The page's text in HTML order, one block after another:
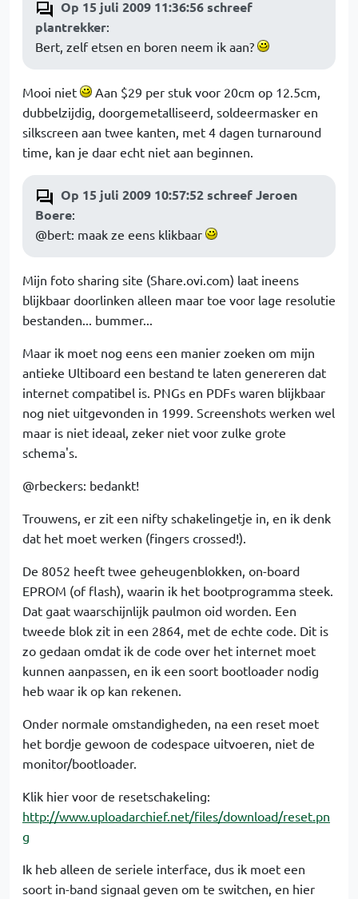
Op 15 juli 2009 11:36:56 schreef
plantrekker:
Bert, zelf etsen en boren neem ik aan?
Mooi niet
Aan $29 per stuk voor 20cm op 12.5cm,
dubbelzijdig, doorgemetalliseerd, soldeermasker en
silkscreen aan twee kanten, met 4 dagen turnaround
time, kan je daar echt niet aan beginnen.
Op 15 juli 2009 10:57:52 schreef Jeroen
Boere:
@bert: maak ze eens klikbaar
Mijn foto sharing site (Share.ovi.com) laat ineens
blijkbaar doorlinken alleen maar toe voor lage resolutie
bestanden... bummer...
Maar ik moet nog eens een manier zoeken om mijn
antieke Ultiboard een bestand te laten genereren dat
internet compatibel is. PNGs en PDFs waren blijkbaar
nog niet uitgevonden in 1999. Screenshots werken wel
maar is niet ideaal, zeker niet voor zulke grote
schema's.
@rbeckers: bedankt!
Trouwens, er zit een nifty schakelingetje in, en ik denk
dat het moet werken (fingers crossed!).
De 8052 heeft twee geheugenblokken, on-board
EPROM (of flash), waarin ik het bootprogramma steek.
Dat gaat waarschijnlijk paulmon oid worden. Een
tweede blok zit in een 2864, met de echte code. Dit is
zo gedaan omdat ik de code over het internet moet
kunnen aanpassen, en ik een soort bootloader nodig
heb waar ik op kan rekenen.
Onder normale omstandigheden, na een reset moet
het bordje gewoon de codespace uitvoeren, niet de
monitor/bootloader.
Klik hier voor de resetschakeling:
http://www.uploadarchief.net/files/download/reset.pn
g
Ik heb alleen de seriele interface, dus ik moet een
soort in-band signaal geven om te switchen, en hier